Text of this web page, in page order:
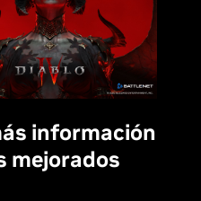
información
mejorados